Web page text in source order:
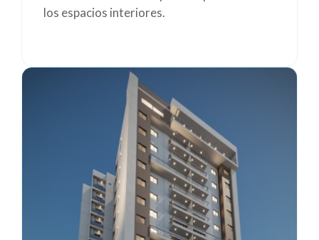
los espacios interiores.